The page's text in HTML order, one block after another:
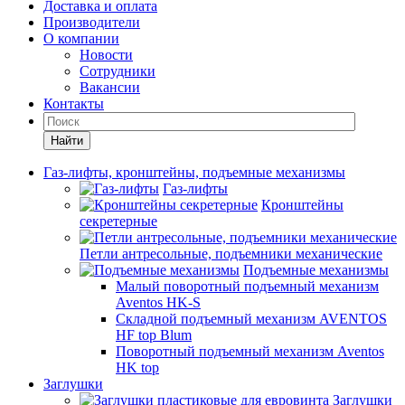
Доставка и оплата
Производители
О компании
Новости
Сотрудники
Вакансии
Контакты
Найти
Газ-лифты, кронштейны, подъемные механизмы
Газ-лифты
Кронштейны
секретерные
Петли антресольные, подъемники механические
Подъемные механизмы
Малый поворотный подъемный механизм
Aventos HK-S
Складной подъемный механизм AVENTOS
HF top Blum
Поворотный подъемный механизм Aventos
HK top
Заглушки
Заглушки